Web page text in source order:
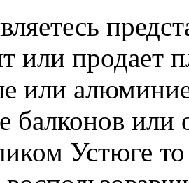
или продает
или
балконов или
Устюге